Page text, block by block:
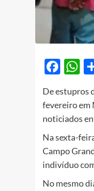
De estupros
fevereiro em
noticiados
Na sexta-
Campo
indivíduo
No mesmo